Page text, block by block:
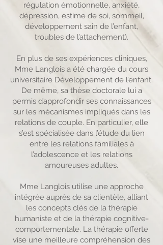
régulation émotionnelle, anxiété,
dépression, estime de soi, sommeil,
développement sain de l’enfant,
troubles de l’attachement).
En plus de ses expériences cliniques,
Mme Langlois a été chargée du cours
universitaire Développement de l’enfant.
De même, sa thèse doctorale lui a
permis d’approfondir ses connaissances
sur les mécanismes impliqués dans les
relations de couple. En particulier, elle
s’est spécialisée dans l’étude du lien
entre les relations familiales à
l’adolescence et les relations
amoureuses adultes.
Mme Langlois utilise une approche
intégrée auprès de sa clientèle, alliant
les concepts clés de la thérapie
humaniste et de la thérapie cognitive-
comportementale. La thérapie offerte
vise une meilleure compréhension des